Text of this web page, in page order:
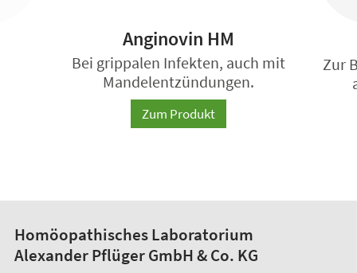
Anginovin HM
Bei grippalen Infekten, auch mit
Mandelentzündungen.
Zum Produkt
Zur
Homöopathisches Laboratorium
Alexander Pflüger GmbH & Co. KG